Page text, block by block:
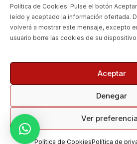
Política de Cookies. Pulse el botón
leído y aceptado la información ofertada.
volverá a mostrar este mensaje, excepto
usuario borre las cookies de su dispositivo.
Aceptar
Denegar
Ver
Política de CookiesPolítica de
¿DÓNDE ESTAMOS?
Pol. Ind. la Fuensanta, Calle
Venus, 2, Nave 5, 28936
Copyright 2026 Real Motoboxes